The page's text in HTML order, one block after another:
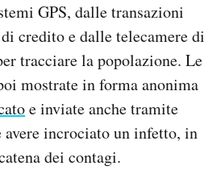
GPS, dalle transazioni
credito e dalle telecamere di
tracciare la popolazione. Le
mostrate in forma anonima
e inviate anche tramite
avere incrociato un infetto, in
dei contagi.